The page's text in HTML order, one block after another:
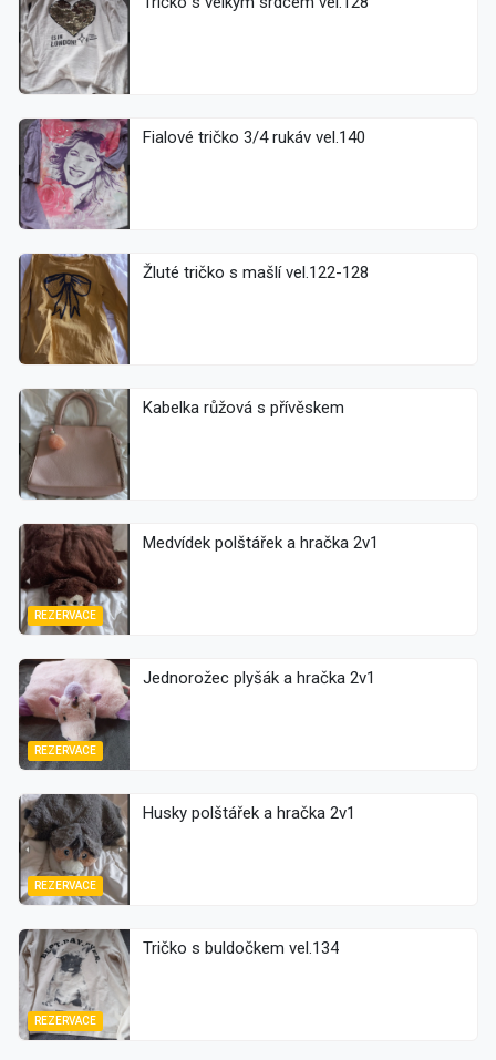
Fialové tričko 3/4 rukáv vel.140
Žluté tričko s mašlí vel.122-128
Kabelka růžová s přívěskem
REZERVACE
Medvídek polštářek a hračka 2v1
REZERVACE
Jednorožec plyšák a hračka 2v1
REZERVACE
Husky polštářek a hračka 2v1
REZERVACE
Tričko s buldočkem vel.134